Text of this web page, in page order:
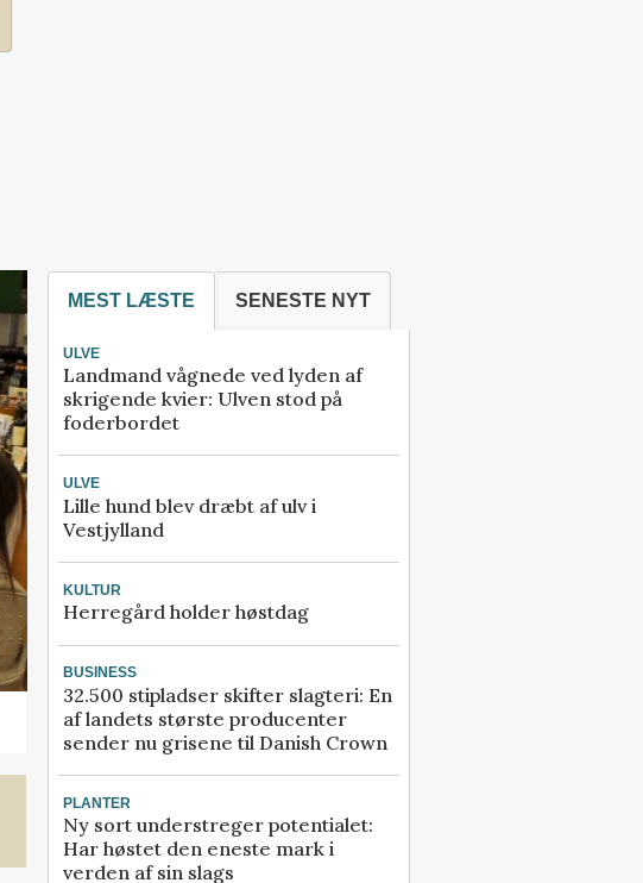
MEST LÆSTE SENESTE NYT
ULVE
Landmand vågnede ved lyden af
skrigende kvier: Ulven stod på
foderbordet
ULVE
Lille hund blev dræbt af ulv i
Vestjylland
KULTUR
Herregård holder høstdag
BUSINESS
32.500 stipladser skifter slagteri: En
af landets største producenter
sender nu grisene til Danish Crown
PLANTER
Ny sort understreger potentialet:
Har høstet den eneste mark i
verden af sin slags